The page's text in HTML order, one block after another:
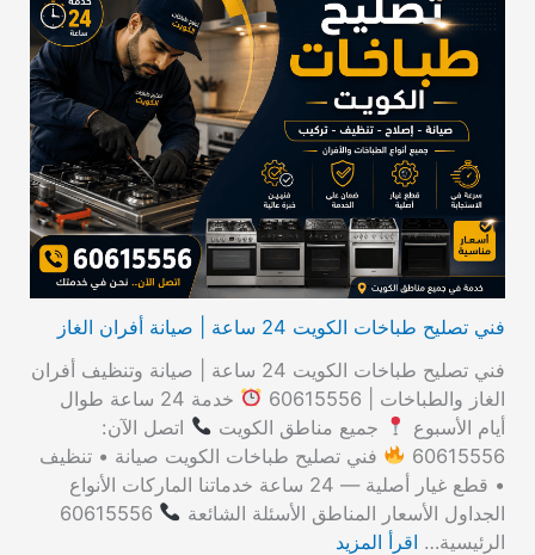
فني تصليح طباخات الكويت 24 ساعة | صيانة أفران الغاز
فني تصليح طباخات الكويت 24 ساعة | صيانة وتنظيف أفران
الغاز والطباخات | 60615556
خدمة 24 ساعة طوال
أيام الأسبوع
جميع مناطق الكويت
اتصل الآن:
60615556
فني تصليح طباخات الكويت صيانة • تنظيف
• قطع غيار أصلية — 24 ساعة خدماتنا الماركات الأنواع
الجداول الأسعار المناطق الأسئلة الشائعة
60615556
الرئيسية… اقرأ المزيد